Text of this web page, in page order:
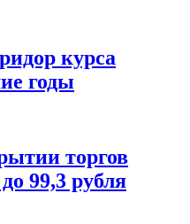
курса
годы
торгов
99,3 рубля